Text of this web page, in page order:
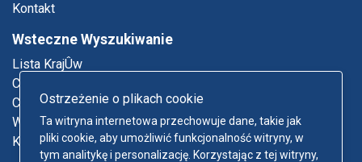
Ostrzeżenie o plikach cookie
Ta witryna internetowa przechowuje dane, takie jak
pliki cookie, aby umożliwić funkcjonalność witryny, w
tym analitykę i personalizację. Korzystając z tej witryny,
Kontakt
Wsteczne Wyszukiwanie
Lista KrajÛw
Co To Za Numer Telefonu
Co To Za Email
Who Called Me
Ksiπøka Telefoniczna